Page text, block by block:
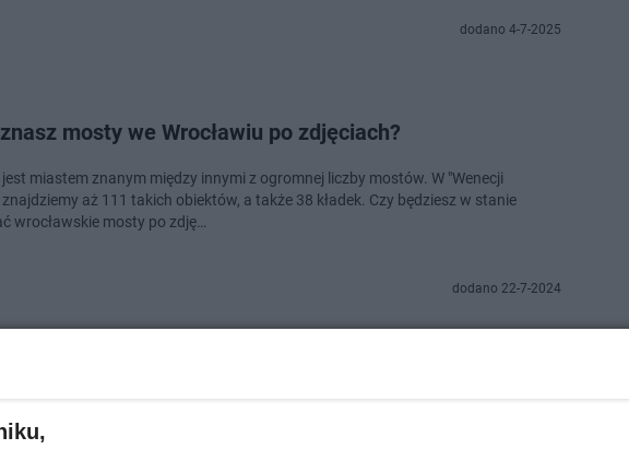
dodano 4-7-2025
mosty we Wrocławiu po zdjęciach?
jest miastem znanym między innymi z ogromnej liczby mostów. W "Wenecji
znajdziemy aż 111 takich obiektów, a także 38 kładek. Czy będziesz w stanie
wrocławskie mosty po zdję…
dodano 22-7-2024